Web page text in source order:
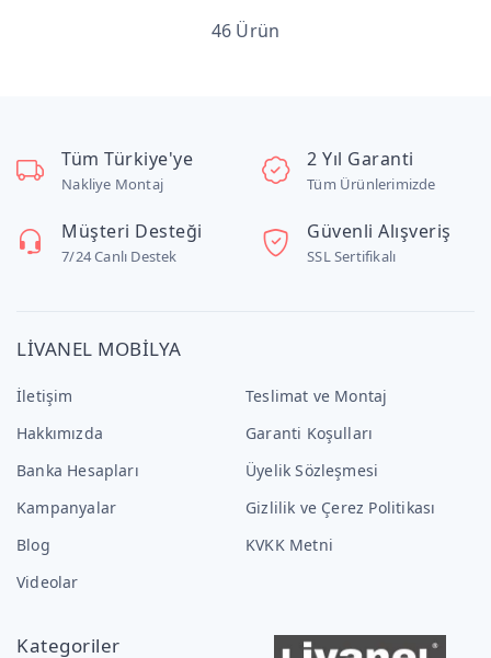
46 Ürün
Tüm Türkiye'ye
Nakliye Montaj
2 Yıl Garanti
Tüm Ürünlerimizde
Müşteri Desteği
7/24 Canlı Destek
Güvenli Alışveriş
SSL Sertifikalı
LİVANEL MOBİLYA
İletişim
Hakkımızda
Banka Hesapları
Kampanyalar
Blog
Videolar
Teslimat ve Montaj
Garanti Koşulları
Üyelik Sözleşmesi
Gizlilik ve Çerez Politikası
KVKK Metni
Kategoriler